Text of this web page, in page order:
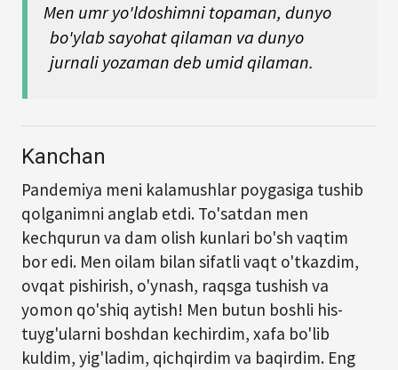
Men umr yo'ldoshimni topaman, dunyo
bo'ylab sayohat qilaman va dunyo
jurnali yozaman deb umid qilaman.
Kanchan
Pandemiya meni kalamushlar poygasiga tushib
qolganimni anglab etdi. To'satdan men
kechqurun va dam olish kunlari bo'sh vaqtim
bor edi. Men oilam bilan sifatli vaqt o'tkazdim,
ovqat pishirish, o'ynash, raqsga tushish va
yomon qo'shiq aytish! Men butun boshli his-
tuyg'ularni boshdan kechirdim, xafa bo'lib
kuldim, yig'ladim, qichqirdim va baqirdim. Eng